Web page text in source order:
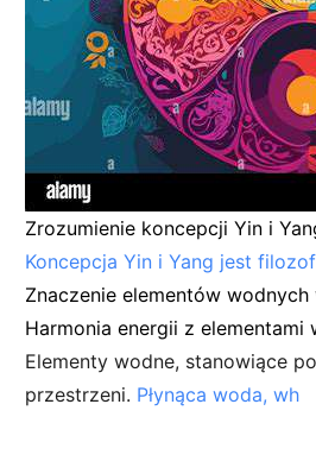
Zrozumienie koncepcji Yin i
Koncepcja Yin i Yang jest
Znaczenie elementów
Harmonia energii z elementami
Elementy wodne, stanowiące
przestrzeni. Płynąca woda, wh